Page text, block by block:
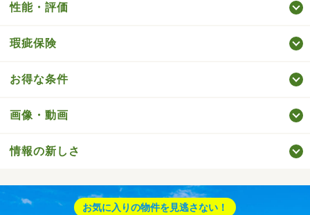
性能・評価
瑕疵保険
お得な条件
画像・動画
情報の新しさ
お気に入りの物件を見逃さない！